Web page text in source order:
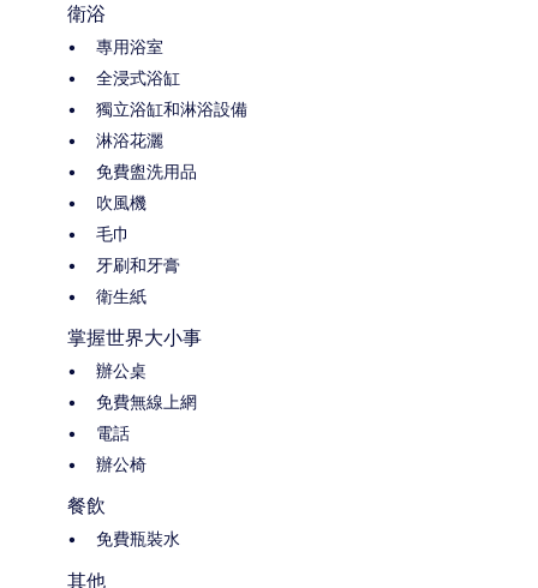
衛浴
專用浴室
全浸式浴缸
獨立浴缸和淋浴設備
淋浴花灑
免費盥洗用品
吹風機
毛巾
牙刷和牙膏
衛生紙
掌握世界大小事
辦公桌
免費無線上網
電話
辦公椅
餐飲
免費瓶裝水
其他